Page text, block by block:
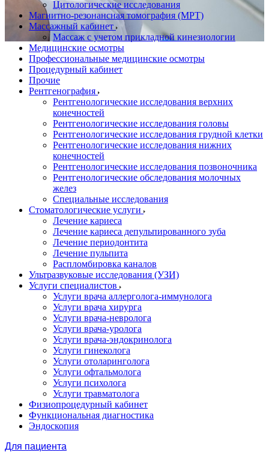
Цитологические исследования
Магнитно-резонансная томография (МРТ)
Массажный кабинет
Массаж с учетом прикладной кинезиологии
Медицинские осмотры
Профессиональные медицинские осмотры
Процедурный кабинет
Прочие
Рентгенография
Рентгенологические исследования верхних
конечностей
Рентгенологические исследования головы
Рентгенологические исследования грудной клетки
Рентгенологические исследования нижних
конечностей
Рентгенологические исследования позвоночника
Рентгенологические обследования молочных
желез
Специальные исследования
Стоматологические услуги
Лечение кариеса
Лечение кариеса депульпированного зуба
Лечение периодонтита
Лечение пульпита
Распломбировка каналов
Ультразвуковые исследования (УЗИ)
Услуги специалистов
Услуги врача аллерголога-иммунолога
Услуги врача хирурга
Услуги врача-невролога
Услуги врача-уролога
Услуги врача-эндокринолога
Услуги гинеколога
Услуги отоларинголога
Услуги офтальмолога
Услуги психолога
Услуги травматолога
Физиопроцедурный кабинет
Функциональная диагностика
Эндоскопия
Для пациента